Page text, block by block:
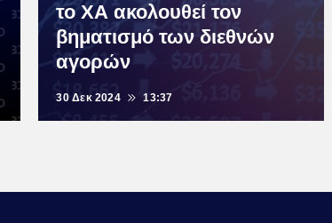
το ΧΑ ακολουθεί τον
βηματισμό των διεθνών
αγορών
30 Δεκ 2024 13:37